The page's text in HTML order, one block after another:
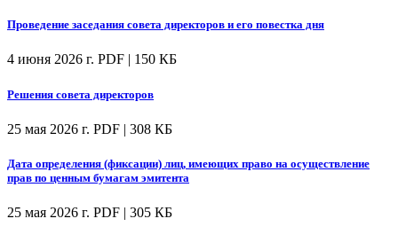
Проведение заседания совета директоров и его повестка дня
4 июня 2026 г. PDF | 150 КБ
Решения совета директоров
25 мая 2026 г. PDF | 308 КБ
Дата определения (фиксации) лиц, имеющих право на осуществление
прав по ценным бумагам эмитента
25 мая 2026 г. PDF | 305 КБ